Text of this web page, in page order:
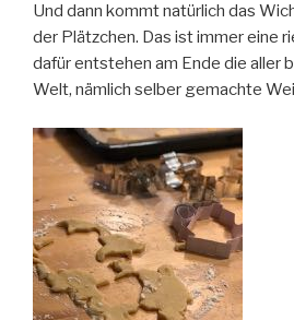
Und dann kommt natürlich das
der Plätzchen. Das ist immer eine
dafür entstehen am Ende die aller
Welt, nämlich selber gemachte